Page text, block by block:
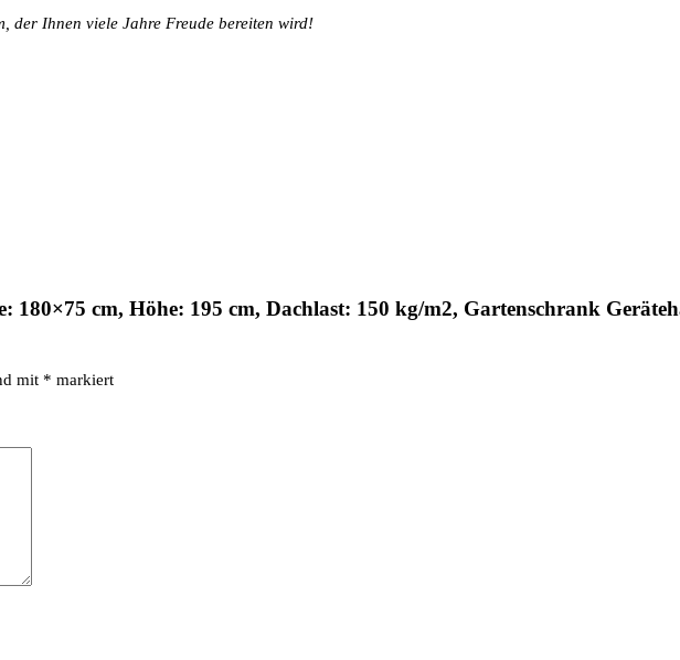
der Ihnen viele Jahre Freude bereiten wird!
180×75 cm, Höhe: 195 cm, Dachlast: 150 kg/m2, Gartenschrank
mit * markiert